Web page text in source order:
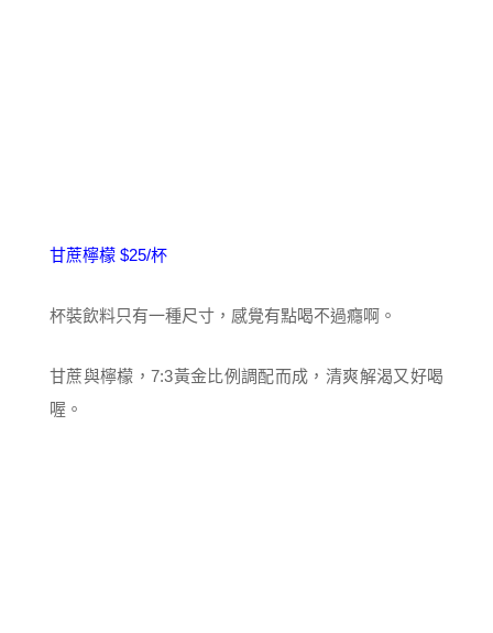
甘蔗檸檬 $25/杯
杯裝飲料只有一種尺寸，感覺有點喝不過癮啊。
甘蔗與檸檬，7:3黃金比例調配而成，清爽解渴又好喝
喔。